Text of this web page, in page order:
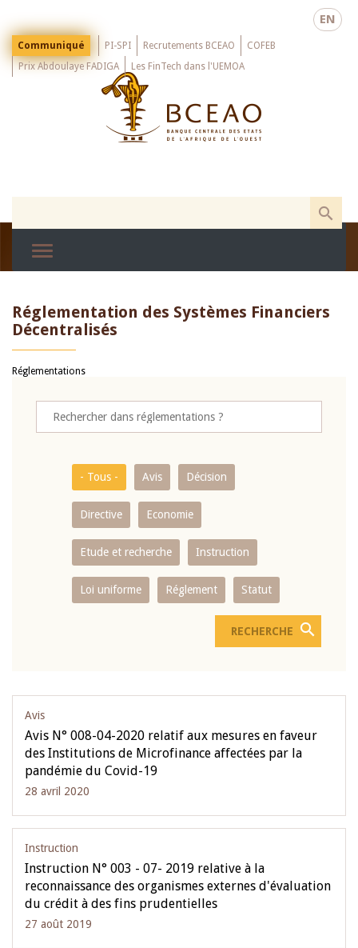
main
EN
Menu
Top
Communiqué PI-SPI Recrutements BCEAO
COFEB
Prix Abdoulaye FADIGA
Les FinTech dans l'UEMOA
Réglementation des Systèmes Financiers
Décentralisés
Réglementations
- Tous - Avis Décision
Directive Economie
Etude et recherche Instruction
Loi uniforme Réglement Statut
Avis
Avis N° 008-04-2020 relatif aux mesures en faveur
des Institutions de Microfinance affectées par la
pandémie du Covid-19
28 avril 2020
Instruction
Instruction N° 003 - 07- 2019 relative à la
reconnaissance des organismes externes d'évaluation
du crédit à des fins prudentielles
27 août 2019